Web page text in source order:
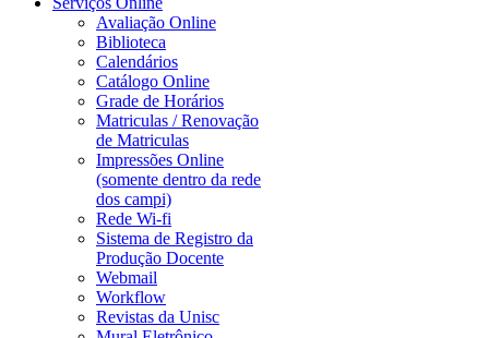
Avaliação Online
Biblioteca
Calendários
Catálogo Online
Grade de Horários
Matriculas / Renovação
de Matriculas
Impressões Online
(somente dentro da rede
dos campi)
Rede Wi-fi
Sistema de Registro da
Produção Docente
Webmail
Workflow
Revistas da Unisc